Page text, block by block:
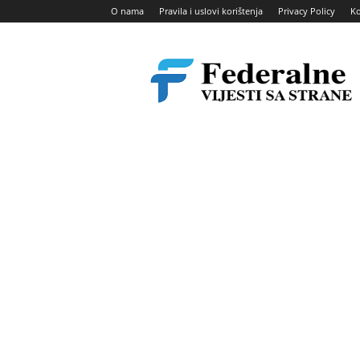
O nama Pravila i uslovi korištenja Privacy Policy
vijesti